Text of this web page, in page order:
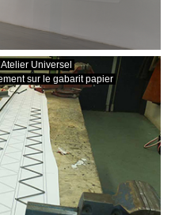
Universel
sur le gabarit papier